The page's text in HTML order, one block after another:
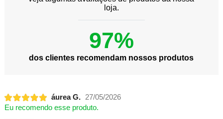
loja.
97%
dos clientes recomendam nossos produtos
áurea G.
27/05/2026
Eu recomendo esse produto.